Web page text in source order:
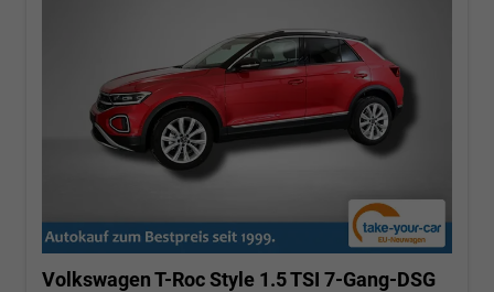
Volkswagen T-RocStyle 1.5 TSI 7-Gang-DSG